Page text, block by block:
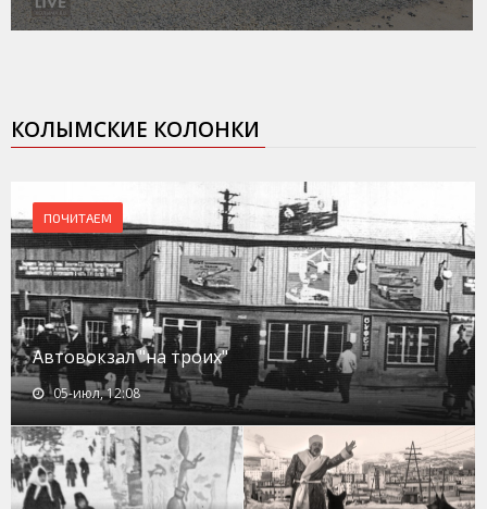
КОЛЫМСКИЕ КОЛОНКИ
ПОЧИТАЕМ
Автовокзал "на троих"
05-июл, 12:08